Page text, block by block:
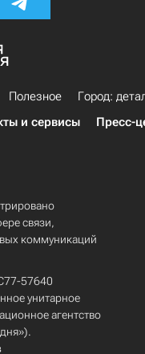
Полезное
Город:
и сервисы Пресс-
связи,
коммуникаций
57640
унитарное
агентство